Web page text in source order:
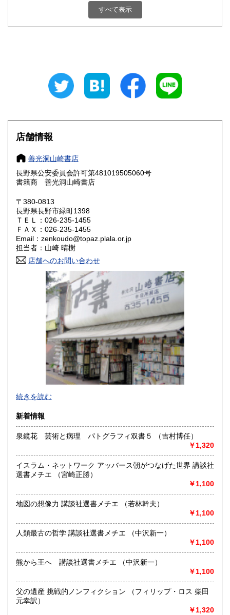
750円
750円 750円
750円 長野県
愛知県
滋賀県
大阪府 800円 兵庫県
奈良県
鳥取県 900円
岡山県 広島県
山口県
900円 愛媛県
900円 福岡県
1,100円 長崎県
1,100円 大分県
1,100円 鹿児島県
沖縄県
すべて表示
店舗情報
善光洞山崎書店
長野県公安委員会許可第481019505060号
書籍商 善光洞山崎書店
〒380-0813
長野県長野市緑町1398
ＴＥＬ：026-235-1455
ＦＡＸ：026-235-1455
Email：zenkoudo@topaz.plala.or.jp
担当者：山崎 晴樹
店舗へのお問い合わせ
長野県に関する書籍はおまかせください、在庫豊富にござい
ます。問い合わせくださいませ。他、古書全般広く取扱って
おります。
国外取引は致しません。
沿線名：信越線 長野電鉄
最寄駅：長野駅 5分 長野電鉄市役所前駅1分
定休日：毎日曜日と第3月曜日
ご一報くださいませ、誠意をもって対応いたします。是非ご
取り扱い分野
哲学宗教、歴史、美術工芸、外国文学、古書一般（その他）
続きを読む
新着情報
泉鏡花 芸術と病理 パトグラフィ双書５ （吉村博任）
￥1,320
イスラム・ネットワーク アッバース朝がつなげた世界 講談社
選書メチエ （宮崎正勝）
￥1,100
地図の想像力 講談社選書メチエ （若林幹夫）
￥1,100
人類最古の哲学 講談社選書メチエ （中沢新一）
￥1,100
熊から王へ 講談社選書メチエ （中沢新一）
￥1,100
父の遺産 挑戦的ノンフィクション （フィリップ・ロス 柴田
元幸訳）
￥1,320